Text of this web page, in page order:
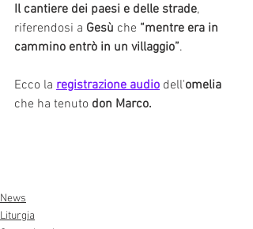
Il cantiere dei paesi e delle strade,
riferendosi a Gesù che “mentre era in
cammino entrò in un villaggio”.
Ecco la registrazione audio dell'omelia
che ha tenuto don Marco.
News
Liturgia